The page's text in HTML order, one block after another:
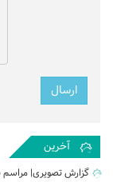
آخرین
گزارش تصویری| مراسم